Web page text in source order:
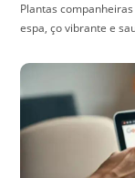
Plantas
espa, ço vibrante e